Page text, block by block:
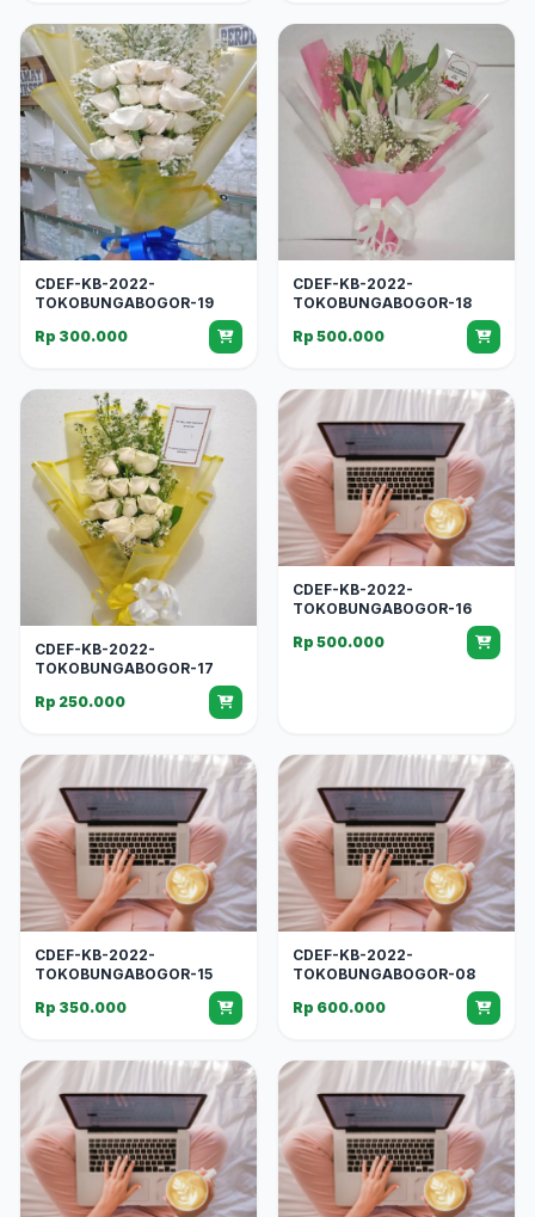
CDEF-KB-2022-
TOKOBUNGABOGOR-19
Rp 300.000
CDEF-KB-2022-
TOKOBUNGABOGOR-18
Rp 500.000
CDEF-KB-2022-
TOKOBUNGABOGOR-17
Rp 250.000
CDEF-KB-2022-
TOKOBUNGABOGOR-16
Rp 500.000
CDEF-KB-2022-
TOKOBUNGABOGOR-15
Rp 350.000
CDEF-KB-2022-
TOKOBUNGABOGOR-08
Rp 600.000